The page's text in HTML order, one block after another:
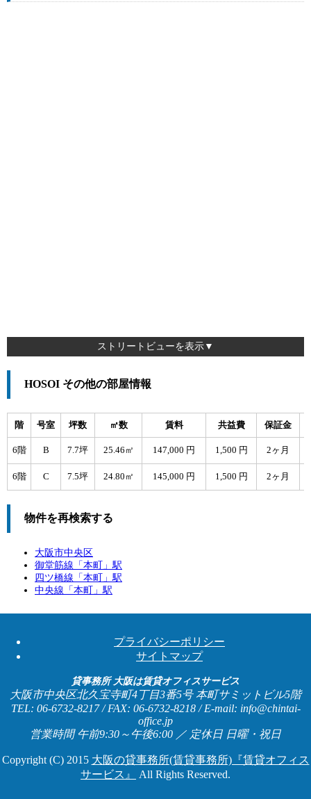
ストリートビューを表示▼
HOSOI その他の部屋情報
階 号室 坪数 ㎡数 賃料 共益費 保証金
6階 B 7.7坪 25.46㎡ 147,000 円 1,500 円 2ヶ月
6階 C 7.5坪 24.80㎡ 145,000 円 1,500 円 2ヶ月
物件を再検索する
大阪市中央区
御堂筋線「 本町
」駅
四ツ橋線「 本町
」駅
中央線「 本町 」駅
プライバシーポリシー
サイトマップ
貸事務所 大阪は賃貸オフィスサービス
大阪市中央区北久宝寺町4丁目3番5号 本町サミットビル5階
TEL: 06-6732-8217 / FAX: 06-6732-8218 / E-mail: info@chintai-
office.jp
営業時間 午前9:30～午後6:00 ／ 定休日 日曜・祝日
Copyright (C) 2015 大阪の貸事務所(賃貸事務所)『賃貸オフィス
サービス』
All Rights Reserved.